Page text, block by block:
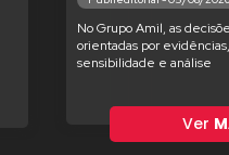
No Grupo Amil, as
orientadas por
sensibilidade e análise
Ver